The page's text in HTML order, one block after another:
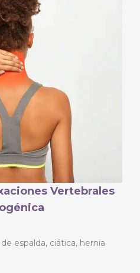
Vertebrales
espalda, ciática, hernia